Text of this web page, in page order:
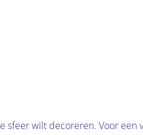
sfeer wilt decoreren. Voor